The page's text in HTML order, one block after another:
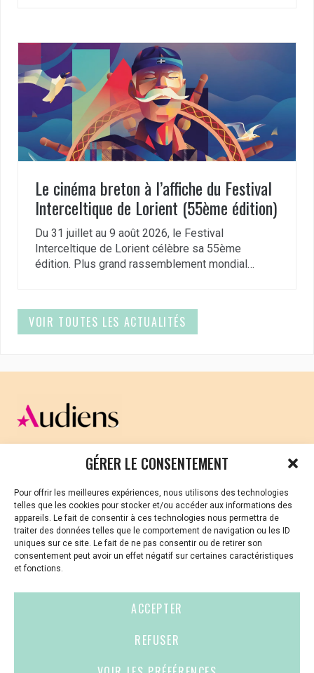
GÉRER LE CONSENTEMENT
Pour offrir les meilleures expériences, nous utilisons des technologies
telles que les cookies pour stocker et/ou accéder aux informations des
appareils. Le fait de consentir à ces technologies nous permettra de
traiter des données telles que le comportement de navigation ou les ID
uniques sur ce site. Le fait de ne pas consentir ou de retirer son
consentement peut avoir un effet négatif sur certaines caractéristiques
et fonctions.
ACCEPTER
REFUSER
Le cinéma breton à l’affiche du Festival
Interceltique de Lorient (55ème édition)
Du 31 juillet au 9 août 2026, le Festival
Interceltique de Lorient célèbre sa 55ème
édition. Plus grand rassemblement mondial…
VOIR TOUTES LES ACTUALITÉS
CELLULE D’ÉCOUTE ET DE SOUTIEN PSYCHOLOGIQUE ET
Vous avez été témoin ou vous êtes victime de VSS ? Ou
vous êtes référent·es harcèlement en besoin de soutien
ou d’informations ?
01 87 20 30 90
violences-sexuelles-culture@audiens.org